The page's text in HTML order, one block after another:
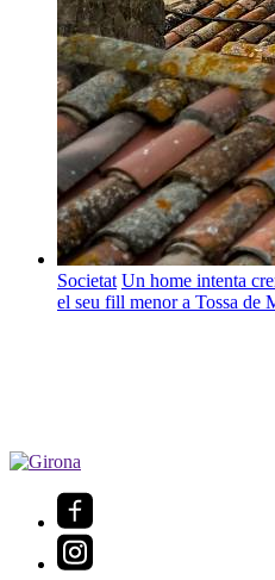
Societat Un home intenta
el seu fill menor a Tossa de